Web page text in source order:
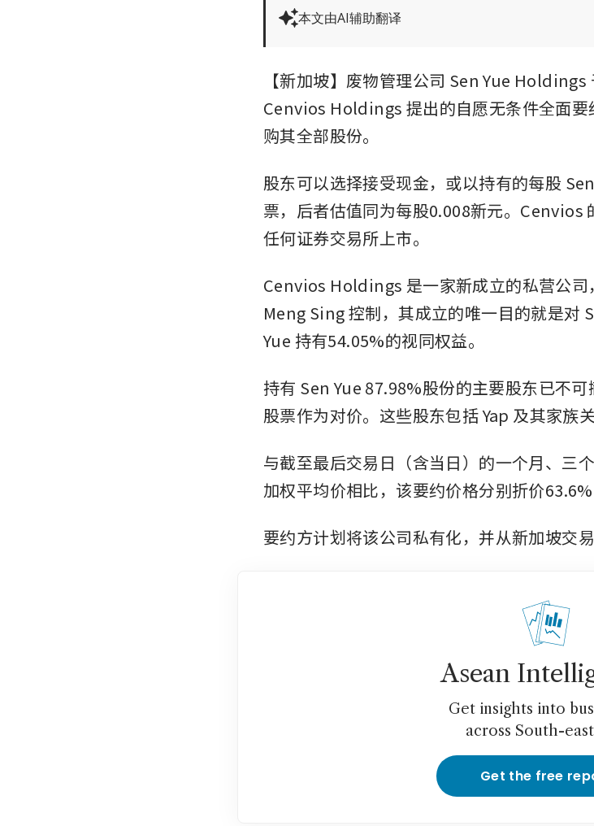
本文由AI辅助翻译
【新加坡】废物管理公司 Sen Yue
Cenvios Holdings 提出的自愿无条件全面
购其全部股份。
股东可以选择接受现金，或以持有的每股
票，后者估值同为每股0.008新元。Cenvios
任何证券交易所上市。
Cenvios Holdings 是一家新成立的私营公司
Meng Sing 控制，其成立的唯一目的就是对
Yue 持有54.05%的视同权益。
持有 Sen Yue 87.98%股份的主要股东已不
股票作为对价。这些股东包括 Yap 及其家族关
与截至最后交易日（含当日）的一个月、三
加权平均价相比，该要约价格分别折价
要约方计划将该公司私有化，并从新加坡交易
Asean
Get insights into
across South-
Get the free